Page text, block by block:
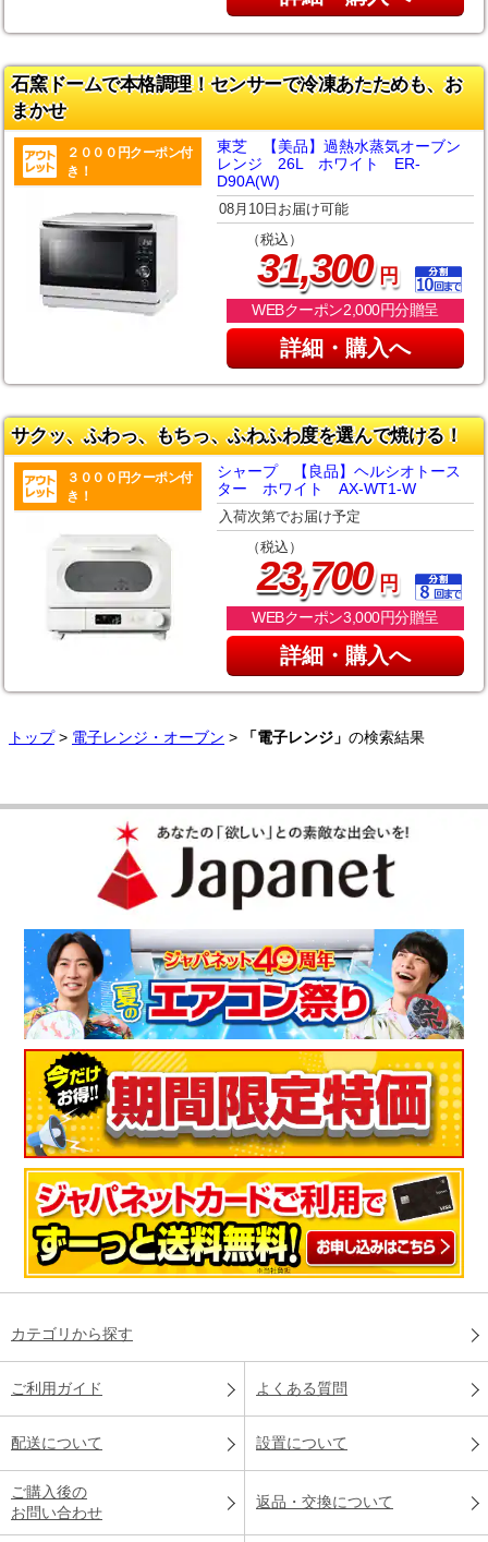
石窯ドームで本格調理！センサーで冷凍あたためも、お
まかせ
２０００円クーポン付
き！
東芝 【美品】過熱水蒸気オーブン
レンジ 26L ホワイト ER-
D90A(W)
08月10日お届け可能
（税込）
31,300円
WEBクーポン2,000円分贈呈
詳細・購入へ
サクッ、ふわっ、もちっ、ふわふわ度を選んで焼ける！
３０００円クーポン付
き！
シャープ 【良品】ヘルシオトース
ター ホワイト AX-WT1-W
入荷次第でお届け予定
（税込）
23,700円
WEBクーポン3,000円分贈呈
詳細・購入へ
トップ> 電子レンジ・オーブン > 「電子レンジ」 の検索結果
カテゴリから探す
ご利用ガイド よくある質問
配送について 設置について
ご購入後の
お問い合わせ
返品・交換について